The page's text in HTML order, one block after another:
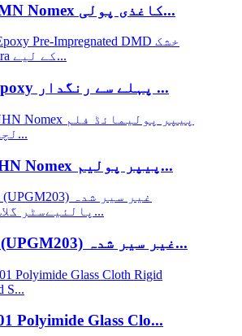
6640 NMN Nomex کاغذی پولی...
D279 Epoxy پہلے سے رنگدار ...
6650 NHN Nomex پیپر پولیم...
GPO-3 (UPGM203) غیر سیر شدہ...
Polyimide Glass Clo...